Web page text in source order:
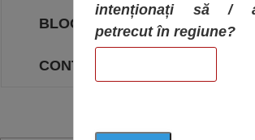
BLOG
CONTACT
intenționați să /
petrecut în regiune?